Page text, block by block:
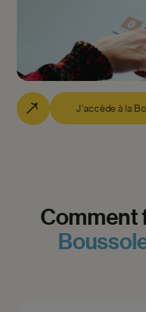
J'accède à la
Comment